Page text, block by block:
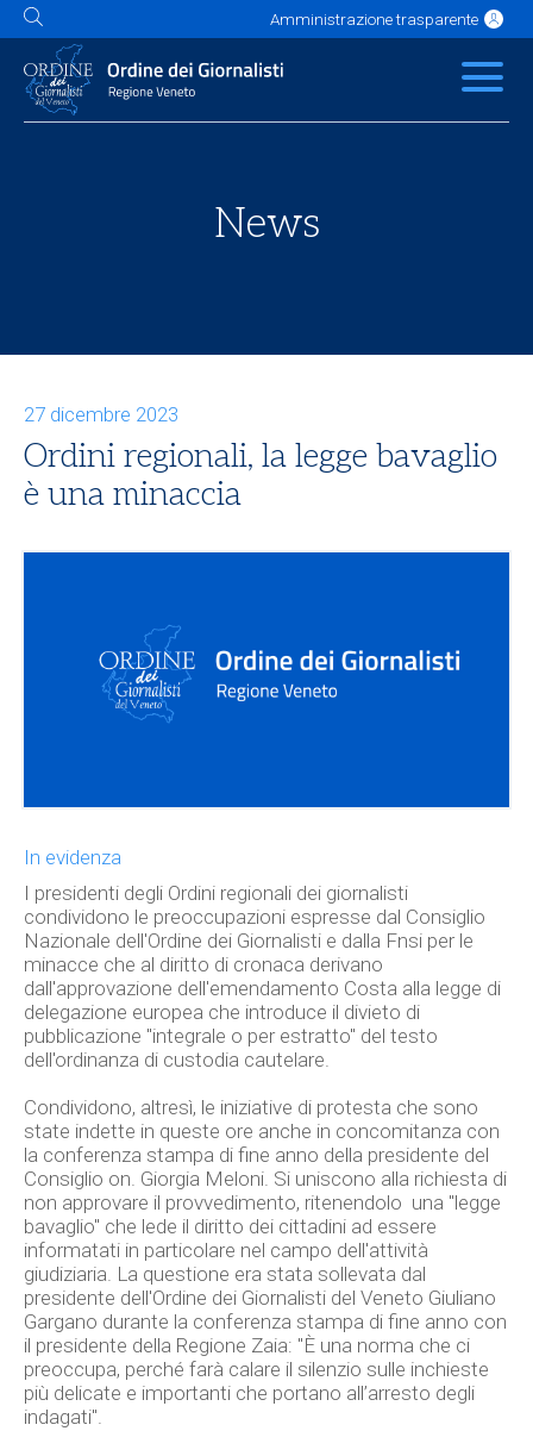
Amministrazione trasparente
L'Ordine News Servizi Albo
Contatti Link utili
News
27 dicembre 2023
Ordini regionali, la legge bavaglio
è una minaccia
In evidenza
I presidenti degli Ordini regionali dei giornalisti
condividono le preoccupazioni espresse dal Consiglio
Nazionale dell'Ordine dei Giornalisti e dalla Fnsi per le
minacce che al diritto di cronaca derivano
dall'approvazione dell'emendamento Costa alla legge di
delegazione europea che introduce il divieto di
pubblicazione "integrale o per estratto" del testo
dell'ordinanza di custodia cautelare.
Condividono, altresì, le iniziative di protesta che sono
state indette in queste ore anche in concomitanza con
la conferenza stampa di fine anno della presidente del
Consiglio on. Giorgia Meloni. Si uniscono alla richiesta di
non approvare il provvedimento, ritenendolo una "legge
bavaglio" che lede il diritto dei cittadini ad essere
informatati in particolare nel campo dell'attività
giudiziaria. La questione era stata sollevata dal
presidente dell'Ordine dei Giornalisti del Veneto Giuliano
Gargano durante la conferenza stampa di fine anno con
il presidente della Regione Zaia: "È una norma che ci
preoccupa, perché farà calare il silenzio sulle inchieste
più delicate e importanti che portano all’arresto degli
indagati".